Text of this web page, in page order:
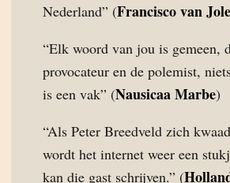
Nederland” (Francisco van Jole
“Elk woord van jou is gemeen,
provocateur en de polemist,
is een vak” (Nausicaa Marbe)
“Als Peter Breedveld zich
wordt het internet weer een
kan die gast schrijven.” (